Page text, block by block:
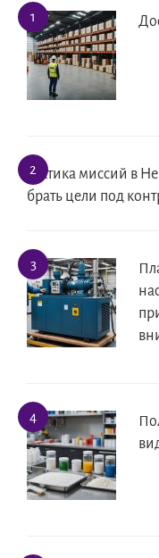
Тактика миссий в
брать цели под